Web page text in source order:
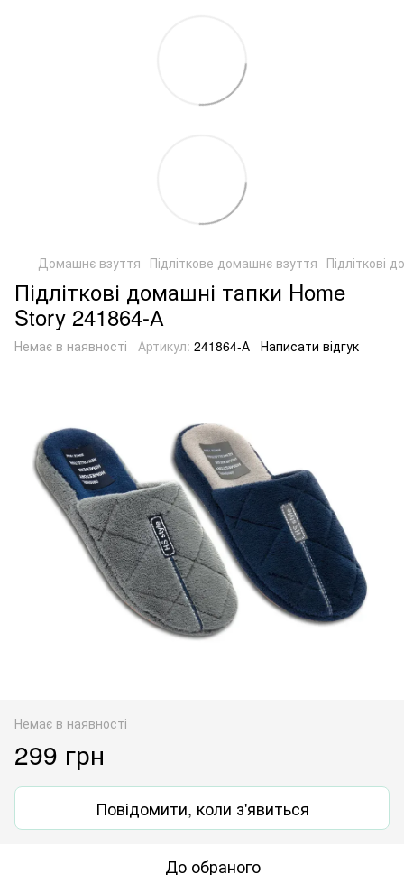
Домашнє взуття Підліткове домашнє взуття Підліткові
Підліткові домашні тапки Home
Story 241864-А
Немає в наявності Артикул: 241864-А Написати відгук
Немає в наявності
299 грн
Повідомити, коли з'явиться
До обраного